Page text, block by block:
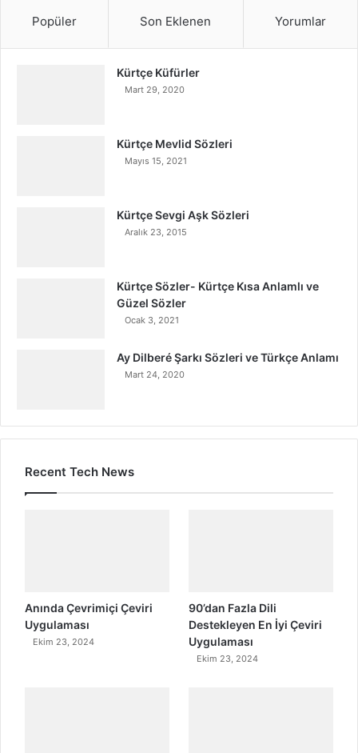
Popüler Son Eklenen Yorumlar
Kürtçe Küfürler
Mart 29, 2020
Kürtçe Mevlid Sözleri
Mayıs 15, 2021
Kürtçe Sevgi Aşk Sözleri
Aralık 23, 2015
Kürtçe Sözler- Kürtçe Kısa Anlamlı ve
Güzel Sözler
Ocak 3, 2021
Ay Dilberé Şarkı Sözleri ve Türkçe Anlamı
Mart 24, 2020
Recent Tech News
Anında Çevrimiçi Çeviri
Uygulaması
Ekim 23, 2024
90’dan Fazla Dili
Destekleyen En İyi Çeviri
Uygulaması
Ekim 23, 2024